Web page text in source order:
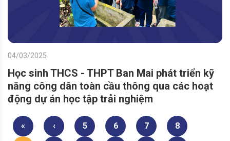
04/03/2025
Học sinh THCS - THPT Ban Mai phát triển kỹ
năng công dân toàn cầu thông qua các hoạt
động dự án học tập trải nghiệm
« ‹ 5 6 7 8